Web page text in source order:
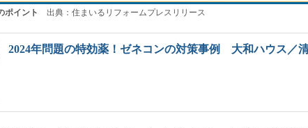
ポイント 出典：住まいるリフォームプレスリリース
2024年問題の特効薬！ゼネコンの対策事例 大和ハウス／